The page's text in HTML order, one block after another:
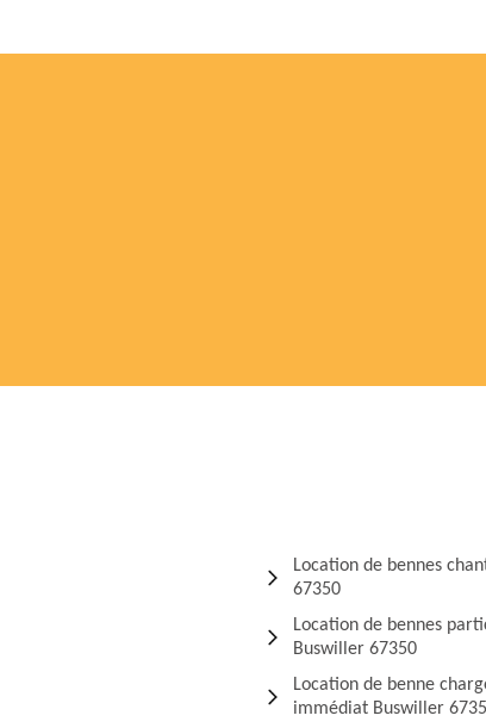
Location de bennes
67350
Location de bennes
Buswiller 67350
Location de benne
immédiat Buswiller